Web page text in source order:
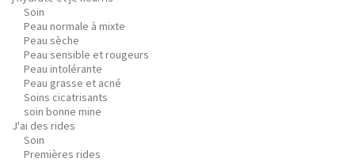
Soin
Peau normale à mixte
Peau sèche
Peau sensible et rougeurs
Peau intolérante
Peau grasse et acné
Soins cicatrisants
soin bonne mine
J'ai des rides
Soin
Premières rides